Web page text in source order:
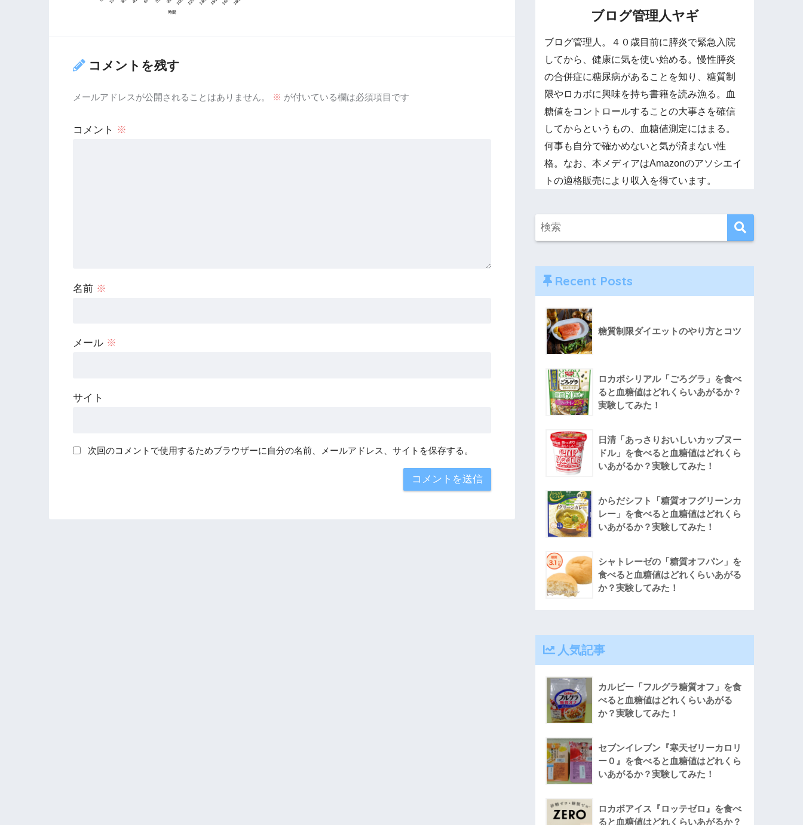
コメントを残す
メールアドレスが公開されることはありません。 ※ が付いている欄は必須項目です
コメント ※
名前 ※
メール ※
サイト
次回のコメントで使用するためブラウザーに自分の名前、メールアドレス、サイトを保存する。
ブログ管理人ヤギ
ブログ管理人。４０歳目前に膵炎で緊急入院
してから、健康に気を使い始める。慢性膵炎
の合併症に糖尿病があることを知り、糖質制
限やロカボに興味を持ち書籍を読み漁る。血
糖値をコントロールすることの大事さを確信
してからというもの、血糖値測定にはまる。
何事も自分で確かめないと気が済まない性
格。なお、本メディアはAmazonのアソシエイ
トの適格販売により収入を得ています。
Recent Posts
糖質制限ダイエットのやり方とコツ
ロカボシリアル「ごろグラ」を食べ
ると血糖値はどれくらいあがるか？
実験してみた！
日清「あっさりおいしいカップヌー
ドル」を食べると血糖値はどれくら
いあがるか？実験してみた！
からだシフト「糖質オフグリーンカ
レー」を食べると血糖値はどれくら
いあがるか？実験してみた！
シャトレーゼの「糖質オフパン」を
食べると血糖値はどれくらいあがる
か？実験してみた！
人気記事
カルビー「フルグラ糖質オフ」を食
べると血糖値はどれくらいあがる
か？実験してみた！
セブンイレブン『寒天ゼリーカロリ
ー０』を食べると血糖値はどれくら
いあがるか？実験してみた！
ロカボアイス『ロッテゼロ』を食べ
ると血糖値はどれくらいあがるか？